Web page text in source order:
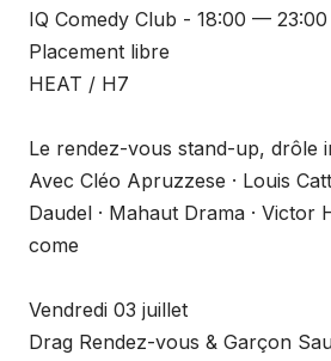
IQ Comedy Club - 18:00 — 23:00
Placement libre
HEAT / H7
Le rendez-vous stand-up, drôle
Avec Cléo Apruzzese · Louis
Daudel · Mahaut Drama · Victor
come
Vendredi 03 juillet
Drag Rendez-vous & Garçon